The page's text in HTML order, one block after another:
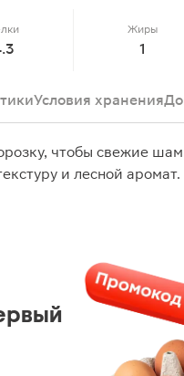
Жиры
1
Условия хранения
чтобы свежие
и лесной